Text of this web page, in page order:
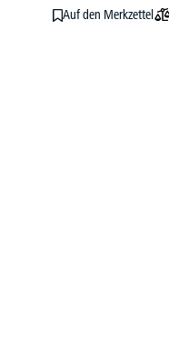
Auf den Merkzettel